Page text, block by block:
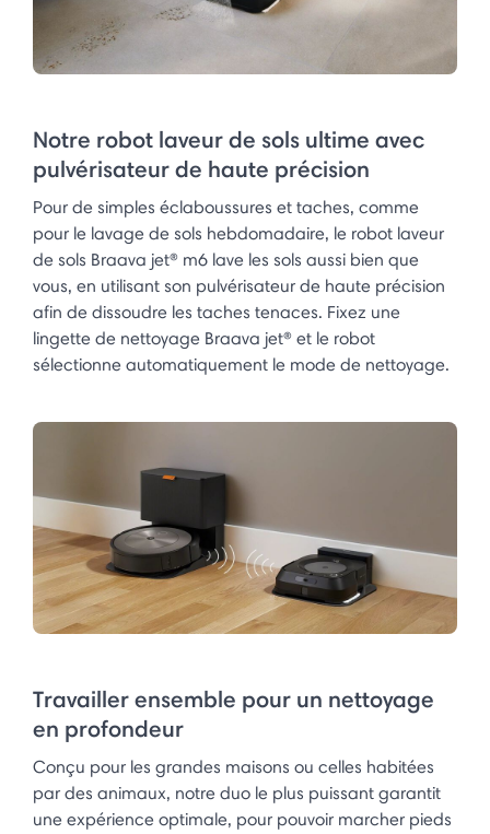
Notre robot laveur de sols ultime avec
pulvérisateur de haute précision
Pour de simples éclaboussures et taches, comme
pour le lavage de sols hebdomadaire, le robot laveur
de sols Braava jet® m6 lave les sols aussi bien que
vous, en utilisant son pulvérisateur de haute précision
afin de dissoudre les taches tenaces. Fixez une
lingette de nettoyage Braava jet® et le robot
sélectionne automatiquement le mode de nettoyage.
Travailler ensemble pour un nettoyage
en profondeur
Conçu pour les grandes maisons ou celles habitées
par des animaux, notre duo le plus puissant garantit
une expérience optimale, pour pouvoir marcher pieds